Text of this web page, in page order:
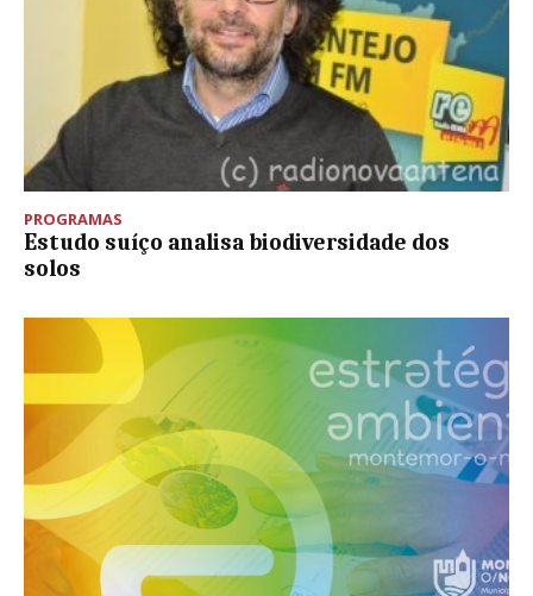
PROGRAMAS
Estudo suíço analisa biodiversidade dos
solos